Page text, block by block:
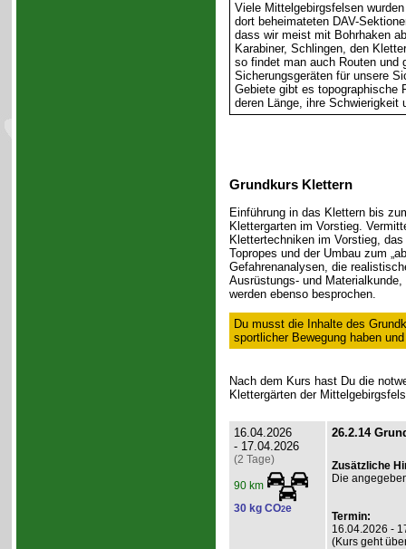
Viele Mittelgebirgsfelsen
dort beheimateten DAV-
dass wir meist mit Bohrhaken
Karabiner, Schlingen, den
so findet man auch Routen und
Sicherungsgeräten für unsere
Gebiete gibt es topographische
deren Länge, ihre Schwierigkeit
Grundkurs Klettern
Einführung in das Klettern bis
Klettergarten im Vorstieg.
Klettertechniken im Vorstieg,
Topropes und der Umbau zum
Gefahrenanalysen, die
Ausrüstungs- und
werden ebenso besprochen.
Du musst die Inhalte des
sportlicher Bewegung haben
Nach dem Kurs hast Du die
Klettergärten der
16.04.2026
- 17.04.2026
(2 Tage)
90 km
30 kg CO2e
26.2.14
Zusätzliche
Die
Termin:
16.04.2026 -
(Kurs geht